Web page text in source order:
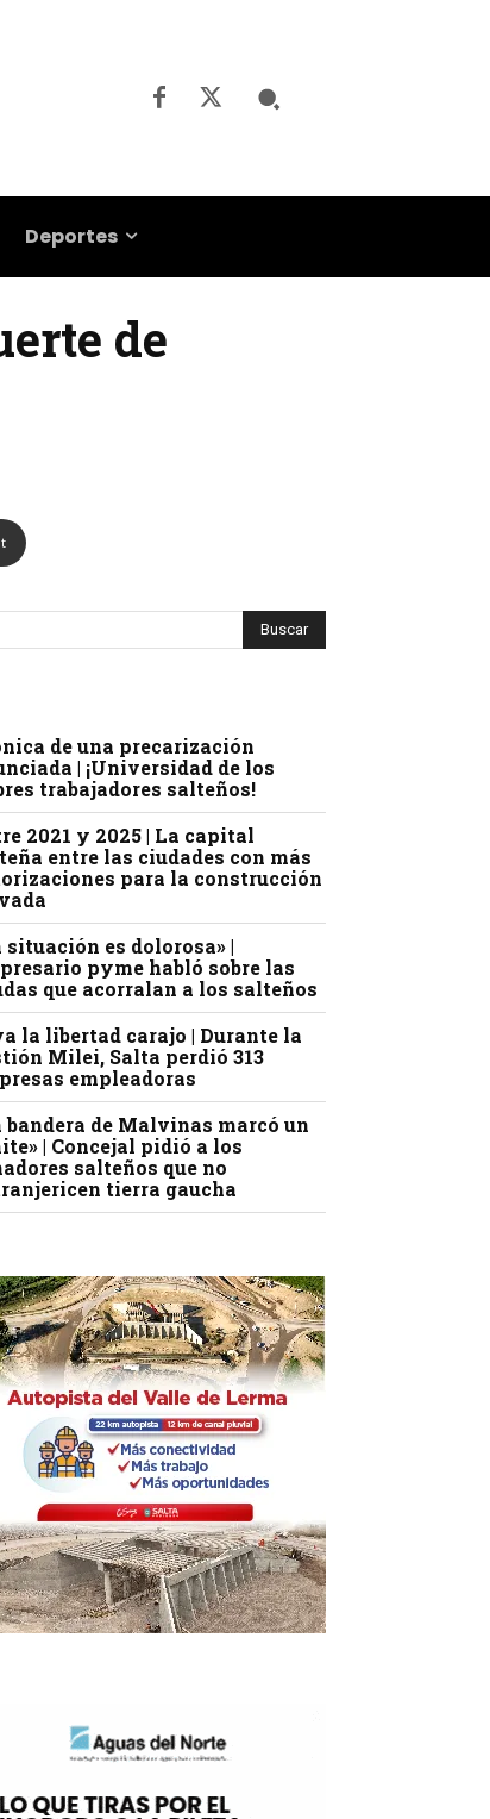
Deportes
de
de una precarización
| ¡Universidad de los
trabajadores salteños!
2021 y 2025 | La capital
entre las ciudades con más
para la construcción
situación es dolorosa» |
pyme habló sobre las
que acorralan a los salteños
la libertad carajo | Durante la
Milei, Salta perdió 313
empleadoras
bandera de Malvinas marcó un
| Concejal pidió a los
salteños que no
tierra gaucha